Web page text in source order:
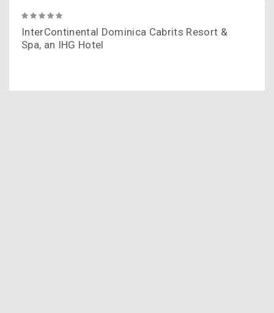
InterContinental Dominica Cabrits Resort &
Spa, an IHG Hotel